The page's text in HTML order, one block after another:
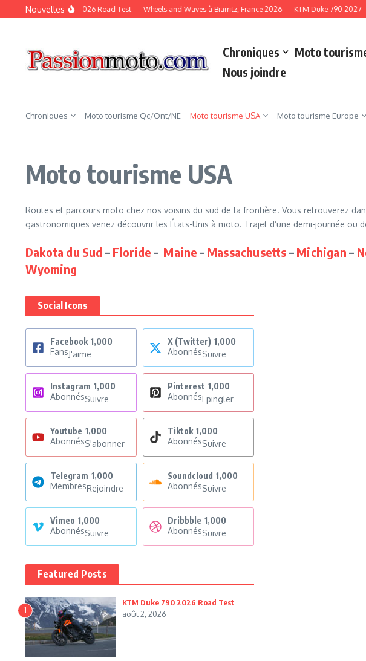
Aller au contenu
Nouvelles
KTM Duke 790 2026 Road Test Wheels and Waves à Biarritz, France 2026 KTM Duke 790 2027
Chroniques Moto
Nous joindre
Chroniques Moto tourisme Qc/Ont/NE Moto tourisme USA Moto tourisme Europe
Moto tourisme USA
Routes et parcours moto chez nos voisins du sud de la frontière. Vous retrouverez
gastronomiques venez découvrir les États-Unis à moto. Trajet d’une demi-journée ou
Dakota du Sud – Floride – Maine – Massachusetts – Michigan –
Wyoming
Social Icons
Facebook 1,000
FansJ'aime
X (Twitter) 1,000
AbonnésSuivre
Instagram 1,000
AbonnésSuivre
Pinterest 1,000
AbonnésEpingler
Youtube 1,000
AbonnésS'abonner
Tiktok 1,000
AbonnésSuivre
Telegram 1,000
MembresRejoindre
Soundcloud 1,000
AbonnésSuivre
Vimeo 1,000
AbonnésSuivre
Dribbble 1,000
AbonnésSuivre
Featured Posts
1
KTM Duke 790 2026 Road Test
août 2, 2026